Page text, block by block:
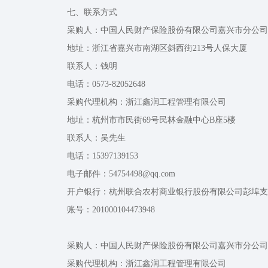
七、联系方式
采购人：中国人民财产保险股份有限公司嘉兴市分公司
地址：浙江省嘉兴市南湖区斜西街213号人保大厦
联系人：钱明
电话：0573-82052648
采购代理机构：浙江鑫润工程管理有限公司
地址：杭州市市民街69号民林金融中心B座5楼
联系人：吴先生
电话：15397139153
电子邮件：54754498@qq.com
开户银行：杭州联合农村商业银行股份有限公司彭埠
账号：201000104473948
采购人：中国人民财产保险股份有限公司嘉兴市分公司
采购代理机构：浙江鑫润工程管理有限公司